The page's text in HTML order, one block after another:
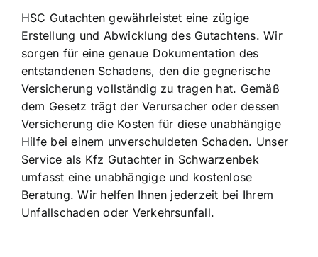
HSC Gutachten gewährleistet eine zügige
Erstellung und Abwicklung des Gutachtens. Wir
sorgen für eine genaue Dokumentation des
entstandenen Schadens, den die gegnerische
Versicherung vollständig zu tragen hat. Gemäß
dem Gesetz trägt der Verursacher oder dessen
Versicherung die Kosten für diese unabhängige
Hilfe bei einem unverschuldeten Schaden. Unser
Service als Kfz Gutachter in Schwarzenbek
umfasst eine unabhängige und kostenlose
Beratung. Wir helfen Ihnen jederzeit bei Ihrem
Unfallschaden oder Verkehrsunfall.